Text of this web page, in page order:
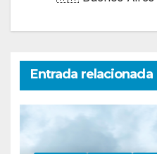
Entrada relacionada